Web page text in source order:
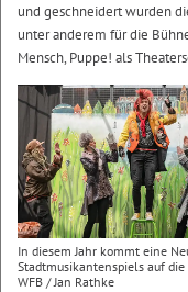
und geschneidert wurden
unter anderem für die
Mensch, Puppe! als
In diesem Jahr kommt eine
Stadtmusikantenspiels auf die
WFB / Jan Rathke